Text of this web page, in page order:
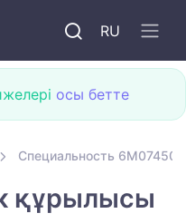
RU
осы бетте
Специальность
құрылысы